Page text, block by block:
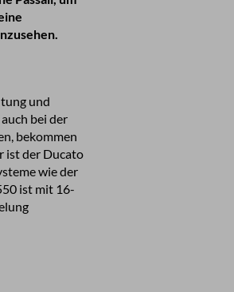
und
bei der
bekommen
ist der Ducato
wie der
ist mit 16-